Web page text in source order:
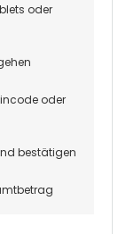
oder
oder
bestätigen